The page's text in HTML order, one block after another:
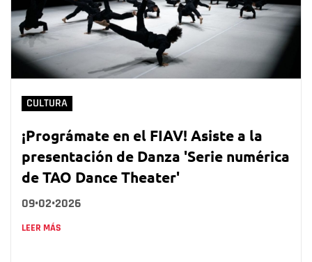
CULTURA
¡Prográmate en el FIAV! Asiste a la
presentación de Danza 'Serie numérica
de TAO Dance Theater'
09•02•2026
LEER MÁS